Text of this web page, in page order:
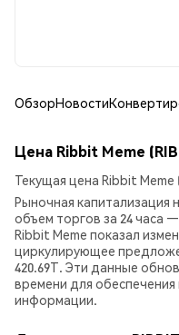
ОбзорНовости
Цена Ribbit Meme
Текущая цена Ribbit Meme
Рыночная капитализация
объем торгов за 24 часа
Ribbit Meme показал
циркулирующее
420.69T. Эти данные
времени для
информации.